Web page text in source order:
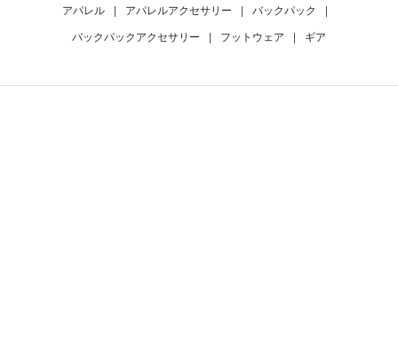
アパレル | アパレルアクセサリー | バックパック
|
バックパックアクセサリー
| フットウェア | ギア